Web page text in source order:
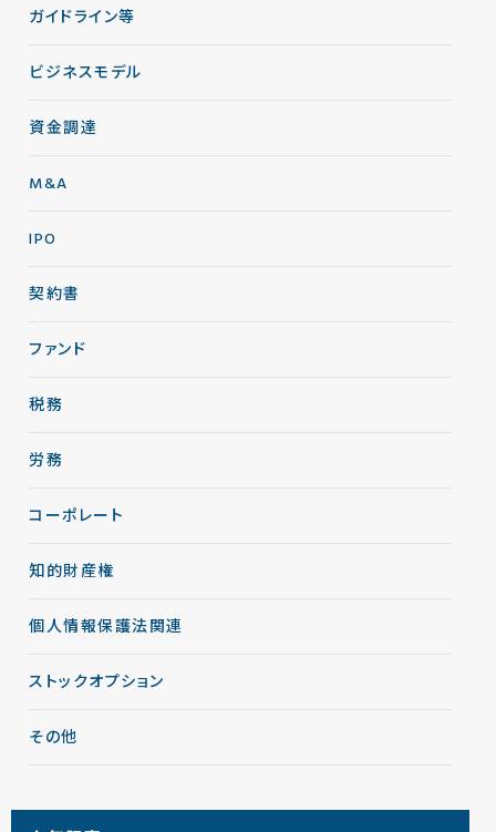
ガイドライン等
ビジネスモデル
資金調達
M&A
IPO
契約書
ファンド
税務
労務
コーポレート
知的財産権
個人情報保護法関連
ストックオプション
その他